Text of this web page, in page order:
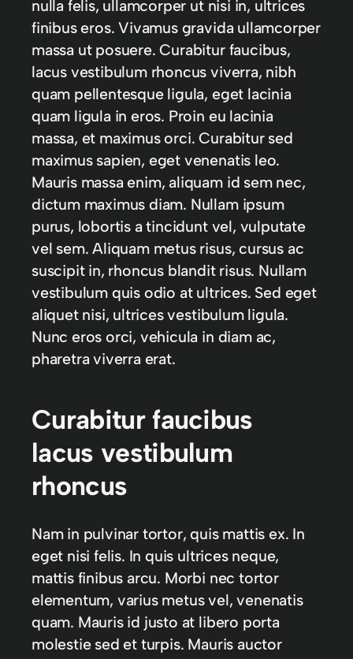
nulla felis, ullamcorper ut nisi in, ultrices
finibus eros. Vivamus gravida ullamcorper
massa ut posuere. Curabitur faucibus,
lacus vestibulum rhoncus viverra, nibh
quam pellentesque ligula, eget lacinia
quam ligula in eros. Proin eu lacinia
massa, et maximus orci. Curabitur sed
maximus sapien, eget venenatis leo.
Mauris massa enim, aliquam id sem nec,
dictum maximus diam. Nullam ipsum
purus, lobortis a tincidunt vel, vulputate
vel sem. Aliquam metus risus, cursus ac
suscipit in, rhoncus blandit risus. Nullam
vestibulum quis odio at ultrices. Sed eget
aliquet nisi, ultrices vestibulum ligula.
Nunc eros orci, vehicula in diam ac,
pharetra viverra erat.
Curabitur faucibus
lacus vestibulum
rhoncus
Nam in pulvinar tortor, quis mattis ex. In
eget nisi felis. In quis ultrices neque,
mattis finibus arcu. Morbi nec tortor
elementum, varius metus vel, venenatis
quam. Mauris id justo at libero porta
molestie sed et turpis. Mauris auctor